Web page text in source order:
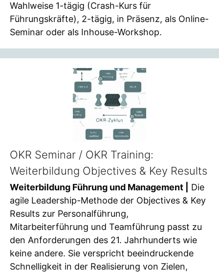
Wahlweise 1-tägig (Crash-Kurs für
Führungskräfte), 2-tägig, in Präsenz, als Online-
Seminar oder als Inhouse-Workshop.
OKR Seminar / OKR Training:
Weiterbildung Objectives & Key Results
Weiterbildung Führung und Management |
Die
agile Leadership-Methode der Objectives & Key
Results zur Personalführung,
Mitarbeiterführung und Teamführung passt zu
den Anforderungen des 21. Jahrhunderts wie
keine andere. Sie verspricht beeindruckende
Schnelligkeit in der Realisierung von Zielen,